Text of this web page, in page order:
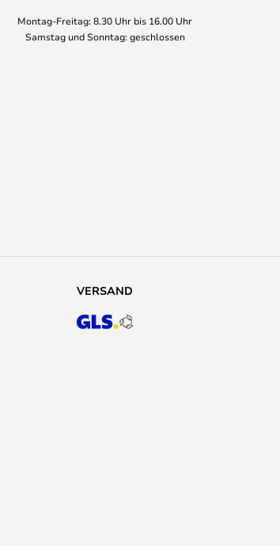
Montag-Freitag: 8.30 Uhr bis 16.00 Uhr
Samstag und Sonntag: geschlossen
VERSAND